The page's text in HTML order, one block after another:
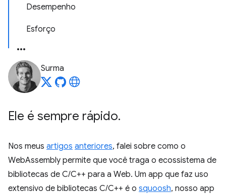
Desempenho
Esforço
Surma
Ele é sempre rápido.
Nos meus artigos anteriores, falei sobre como o
WebAssembly permite que você traga o ecossistema de
bibliotecas de C/C++ para a Web. Um app que faz uso
extensivo de bibliotecas C/C++ é o squoosh, nosso app